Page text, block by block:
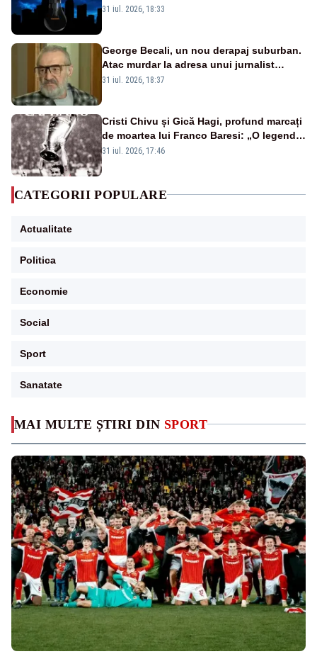
MAI MULTE ȘTIRI DIN SPORT
semafoarele, rețelele de telefonie, grav
31 iul. 2026, 18:33
George Becali, un nou derapaj suburban.
Atac murdar la adresa unui jurnalist
sportiv – AUDIO
31 iul. 2026, 18:37
Cristi Chivu și Gică Hagi, profund marcați
de moartea lui Franco Baresi: „O legendă
a fotbalului mondial”
31 iul. 2026, 17:46
CATEGORII POPULARE
Actualitate
Politica
Economie
Social
Sport
Sanatate